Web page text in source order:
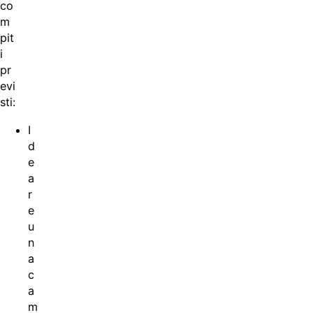
co
m
pit
i
pr
evi
sti:
I
d
e
a
r
e
u
n
a
c
a
m